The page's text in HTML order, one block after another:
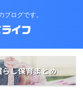
ログです。
らし保育まとめ